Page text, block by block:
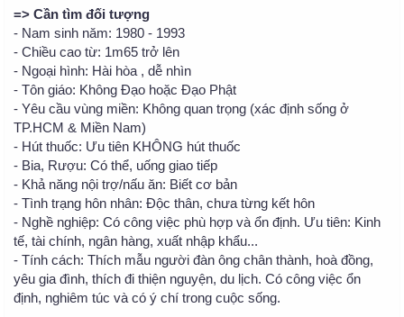
=> Cần tìm đối tượng
- Nam sinh năm: 1980 - 1993
- Chiều cao từ: 1m65 trở lên
- Ngoại hình: Hài hòa , dễ nhìn
- Tôn giáo: Không Đạo hoặc Đạo Phật
- Yêu cầu vùng miền: Không quan trọng (xác định sống ở
TP.HCM & Miền Nam)
- Hút thuốc: Ưu tiên KHÔNG hút thuốc
- Bia, Rượu: Có thể, uống giao tiếp
- Khả năng nội trợ/nấu ăn: Biết cơ bản
- Tình trạng hôn nhân: Độc thân, chưa từng kết hôn
- Nghề nghiệp: Có công việc phù hợp và ổn định. Ưu tiên: Kinh
tế, tài chính, ngân hàng, xuất nhập khẩu...
- Tính cách: Thích mẫu người đàn ông chân thành, hoà đồng,
yêu gia đình, thích đi thiện nguyện, du lịch. Có công việc ổn
định, nghiêm túc và có ý chí trong cuộc sống.